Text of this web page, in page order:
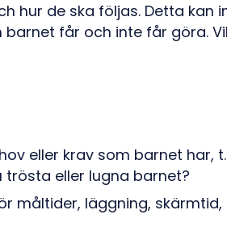
hur de ska följas. Detta kan
får och inte får göra.
eller krav som barnet har,
trösta eller lugna barnet?
måltider, läggning,